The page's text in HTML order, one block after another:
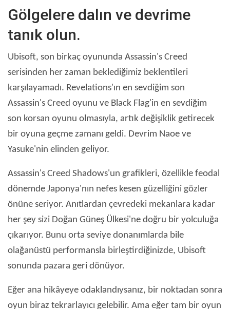
Gölgelere dalın ve devrime
tanık olun.
Ubisoft, son birkaç oyununda Assassin's Creed
serisinden her zaman beklediğimiz beklentileri
karşılayamadı. Revelations'ın en sevdiğim son
Assassin's Creed oyunu ve Black Flag'in en sevdiğim
son korsan oyunu olmasıyla, artık değişiklik getirecek
bir oyuna geçme zamanı geldi. Devrim Naoe ve
Yasuke'nin elinden geliyor.
Assassin's Creed Shadows'un grafikleri, özellikle feodal
dönemde Japonya'nın nefes kesen güzelliğini gözler
önüne seriyor. Anıtlardan çevredeki mekanlara kadar
her şey sizi Doğan Güneş Ülkesi'ne doğru bir yolculuğa
çıkarıyor. Bunu orta seviye donanımlarda bile
olağanüstü performansla birleştirdiğinizde, Ubisoft
sonunda pazara geri dönüyor.
Eğer ana hikâyeye odaklandıysanız, bir noktadan sonra
oyun biraz tekrarlayıcı gelebilir. Ama eğer tam bir oyun